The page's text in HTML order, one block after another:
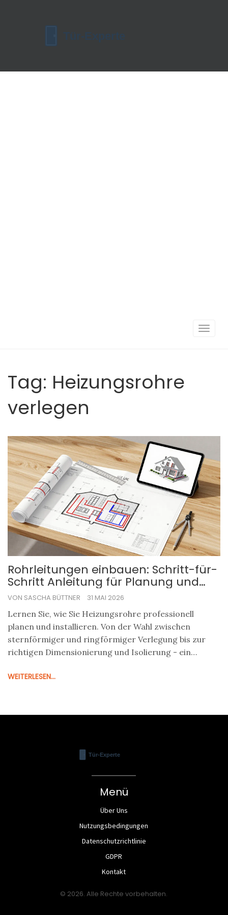
Tag: Heizungsrohre
verlegen
Rohrleitungen einbauen: Schritt-für-
Schritt Anleitung für Planung und
Installation
VON SASCHA BÜTTNER 31 MAI 2026
Lernen Sie, wie Sie Heizungsrohre professionell
planen und installieren. Von der Wahl zwischen
sternförmiger und ringförmiger Verlegung bis zur
richtigen Dimensionierung und Isolierung - ein
WEITERLESEN...
Menü
Über Uns
Nutzungsbedingungen
Datenschutzrichtlinie
GDPR
Kontakt
© 2026. Alle Rechte vorbehalten.